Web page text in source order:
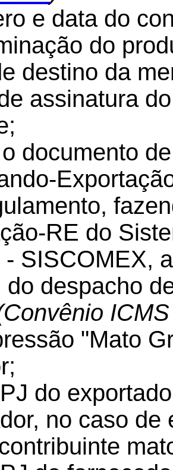
e data do
do
destino da
assinatura
documento
RE do
- SISCOMEX,
do despacho
"Mato
do
no caso